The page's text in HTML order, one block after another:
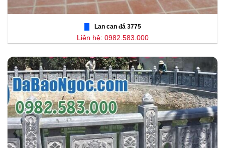
Lan can đá 3775
Liên hệ: 0982.583.000